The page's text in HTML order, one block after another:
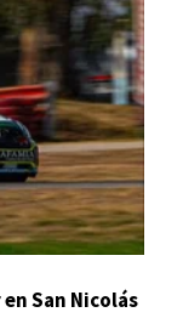
San Nicolás